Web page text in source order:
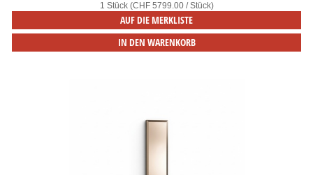
1 Stück (CHF 5799.00 / Stück)
AUF DIE MERKLISTE
IN DEN WARENKORB